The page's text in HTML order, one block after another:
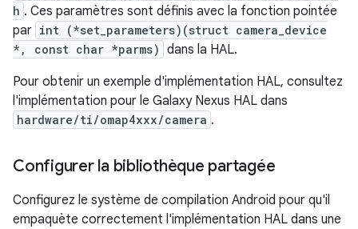
h . Ces paramètres sont définis avec la fonction pointée
par int (*set_parameters)(struct camera_device
*, const char *parms) dans la HAL.
Pour obtenir un exemple d'implémentation HAL, consultez
l'implémentation pour le Galaxy Nexus HAL dans
hardware/ti/omap4xxx/camera .
Configurer la bibliothèque partagée
Configurez le système de compilation Android pour qu'il
empaquète correctement l'implémentation HAL dans une